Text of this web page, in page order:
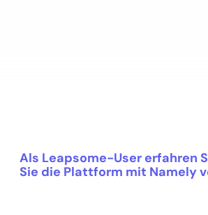
Als Leapsome-User erfahren
Sie die Plattform mit Namely